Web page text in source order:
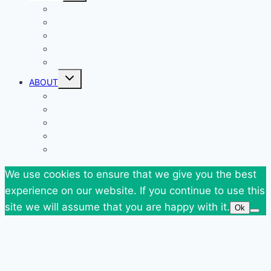
ABOUT
Toggle
We use cookies to ensure that we give you the best
experience on our website. If you continue to use this
site we will assume that you are happy with it. Ok